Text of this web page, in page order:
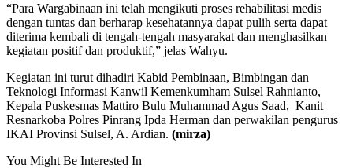
“Para Wargabinaan ini telah mengikuti proses rehabilitasi medis
dengan tuntas dan berharap kesehatannya dapat pulih serta dapat
diterima kembali di tengah-tengah masyarakat dan menghasilkan
kegiatan positif dan produktif,” jelas Wahyu.
Kegiatan ini turut dihadiri Kabid Pembinaan, Bimbingan dan
Teknologi Informasi Kanwil Kemenkumham Sulsel Rahnianto,
Kepala Puskesmas Mattiro Bulu Muhammad Agus Saad, Kanit
Resnarkoba Polres Pinrang Ipda Herman dan perwakilan pengurus
IKAI Provinsi Sulsel, A. Ardian. (mirza)
You Might Be Interested In